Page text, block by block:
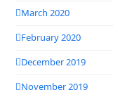
March 2020
February 2020
December 2019
November 2019